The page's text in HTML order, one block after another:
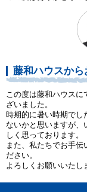
藤和ハウスから
この度は藤和ハウスに
ざいました。
時期的に暑い時期でし
ないかと思いますが、
しく思っております。
また、私たちでお手伝
ださい。
よろしくお願いいたし